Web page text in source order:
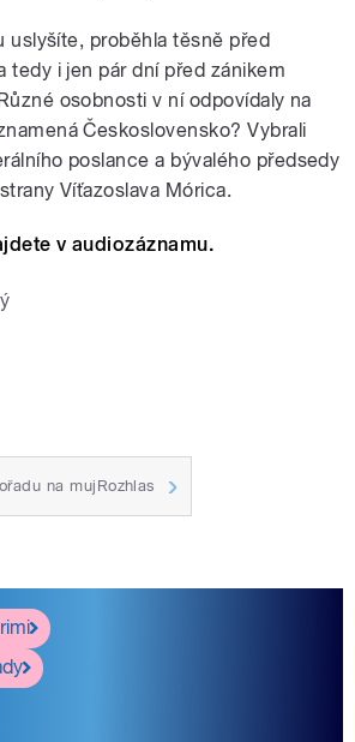
uslyšíte, proběhla těsně před
tedy i jen pár dní před zánikem
osobnosti v ní odpovídaly na
Československo? Vybrali
poslance a bývalého předsedy
Víťazoslava Mórica.
v audiozáznamu.
na mujRozhlas